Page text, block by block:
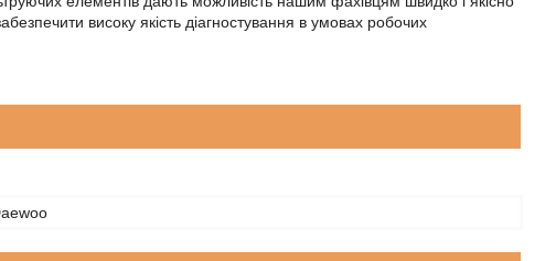
високу якість діагностування в умовах робочих